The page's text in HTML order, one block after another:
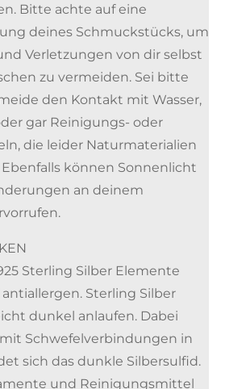
Bitte achte auf eine
deines Schmuckstücks, um
Verletzungen von dir selbst
zu vermeiden. Sei bitte
den Kontakt mit Wasser,
gar Reinigungs- oder
die leider Naturmaterialien
können Sonnenlicht
an deinem
Sterling Silber Elemente
Sterling Silber
dunkel anlaufen. Dabei
Schwefelverbindungen in
sich das dunkle Silbersulfid.
und Reinigungsmittel